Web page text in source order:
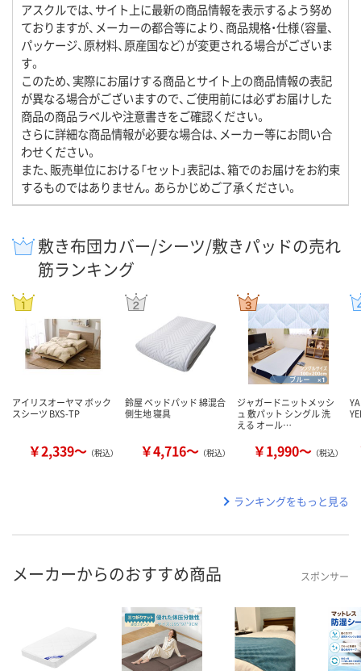
アスクルでは、サイト上に最新の商品情報を表示するよう努め
ておりますが、メーカーの都合等により、商品規格・仕様（容量、
パッケージ、原材料、原産国など）が変更される場合がございま
す。
このため、実際にお届けする商品とサイト上の商品情報の表記
が異なる場合がございますので、ご使用前には必ずお届けした
商品の商品ラベルや注意書きをご確認ください。
さらに詳細な商品情報が必要な場合は、メーカー等にお問い合
わせください。
また、販売単位における「セット」表記は、箱でのお届けをお約束
するものではありません。あらかじめご了承ください。
敷き布団カバー/シーツ/敷きパッドの売れ
筋ランキング
アイリスオーヤマ ボック
スシーツ BXS-TP
￥2,339～ （税込）
鈴屋 ベッドパッド 綿混合
側生地 寝具
￥4,716～ （税込）
ジャガードニットメッシ
ュ 敷パット シングル 洗
える オール…
￥1,990～ （税込）
ランキングをもっと見る
メーカーからのおすすめ商品 スポンサー